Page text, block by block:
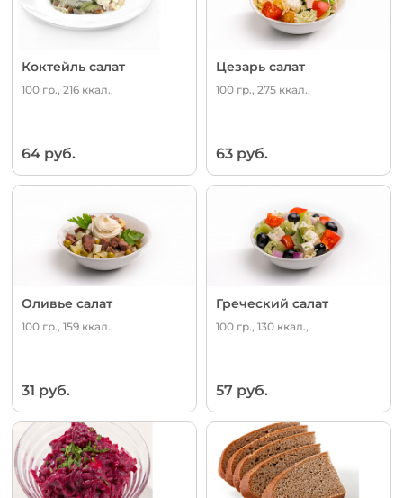
Коктейль салат
100 гр., 216 ккал.,
64 руб.
Цезарь салат
100 гр., 275 ккал.,
63 руб.
Оливье салат
100 гр., 159 ккал.,
31 руб.
Греческий салат
100 гр., 130 ккал.,
57 руб.